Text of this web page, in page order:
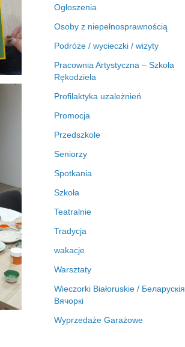
Ogłoszenia
Osoby z niepełnosprawnością
Podróże / wycieczki / wizyty
Pracownia Artystyczna – Szkoła
Rękodzieła
Profilaktyka uzależnień
Promocja
Przedszkole
Seniorzy
Spotkania
Szkoła
Teatralnie
Tradycja
wakacje
Warsztaty
Wieczorki Białoruskie / Беларускія
Вячоркі
Wyprzedaże Garażowe